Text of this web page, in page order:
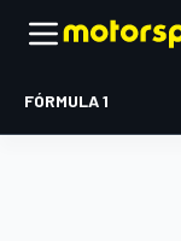
FÓRMULA 1